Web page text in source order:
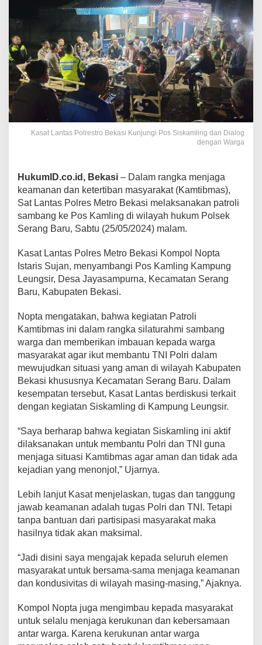
Kasat Lantas Polrestro Bekasi Kunjungi Pos Siskamling dan Dialog
dengan Warga
HukumID.co.id, Bekasi – Dalam rangka menjaga
keamanan dan ketertiban masyarakat (Kamtibmas),
Sat Lantas Polres Metro Bekasi melaksanakan patroli
sambang ke Pos Kamling di wilayah hukum Polsek
Serang Baru, Sabtu (25/05/2024) malam.
Kasat Lantas Polres Metro Bekasi Kompol Nopta
Istaris Sujan, menyambangi Pos Kamling Kampung
Leungsir, Desa Jayasampurna, Kecamatan Serang
Baru, Kabupaten Bekasi.
Nopta mengatakan, bahwa kegiatan Patroli
Kamtibmas ini dalam rangka silaturahmi sambang
warga dan memberikan imbauan kepada warga
masyarakat agar ikut membantu TNI Polri dalam
mewujudkan situasi yang aman di wilayah Kabupaten
Bekasi khususnya Kecamatan Serang Baru. Dalam
kesempatan tersebut, Kasat Lantas berdiskusi terkait
dengan kegiatan Siskamling di Kampung Leungsir.
“Saya berharap bahwa kegiatan Siskamling ini aktif
dilaksanakan untuk membantu Polri dan TNI guna
menjaga situasi Kamtibmas agar aman dan tidak ada
kejadian yang menonjol,” Ujarnya.
Lebih lanjut Kasat menjelaskan, tugas dan tanggung
jawab keamanan adalah tugas Polri dan TNI. Tetapi
tanpa bantuan dari partisipasi masyarakat maka
hasilnya tidak akan maksimal.
“Jadi disini saya mengajak kepada seluruh elemen
masyarakat untuk bersama-sama menjaga keamanan
dan kondusivitas di wilayah masing-masing,” Ajaknya.
Kompol Nopta juga mengimbau kepada masyarakat
untuk selalu menjaga kerukunan dan kebersamaan
antar warga. Karena kerukunan antar warga